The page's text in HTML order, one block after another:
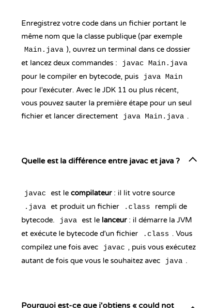
Enregistrez votre code dans un fichier portant le
même nom que la classe publique (par exemple
Main.java ), ouvrez un terminal dans ce dossier
et lancez deux commandes :
javac Main.java
pour le compiler en bytecode, puis java Main
pour l'exécuter. Avec le JDK 11 ou plus récent,
vous pouvez sauter la première étape pour un seul
fichier et lancer directement
java Main.java .
Quelle est la différence entre javac et java ?
javac est le compilateur: il lit votre source
.java et produit un fichier .class
rempli de
bytecode.
java est le lanceur: il démarre la JVM
et exécute le bytecode d'un fichier
.class . Vous
compilez une fois avec
javac , puis vous exécutez
autant de fois que vous le souhaitez avec
java .
Pourquoi est-ce que j'obtiens « could not